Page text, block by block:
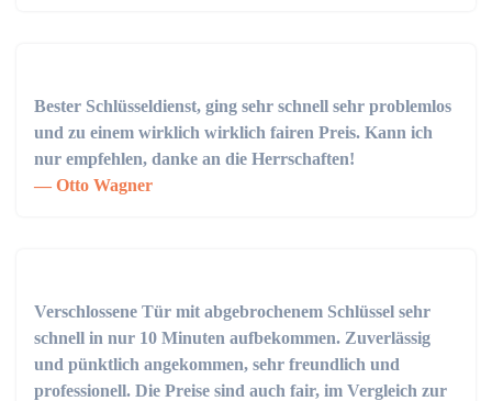
Bester Schlüsseldienst, ging sehr schnell sehr problemlos
und zu einem wirklich wirklich fairen Preis. Kann ich
nur empfehlen, danke an die Herrschaften!
Otto Wagner
Verschlossene Tür mit abgebrochenem Schlüssel sehr
schnell in nur 10 Minuten aufbekommen. Zuverlässig
und pünktlich angekommen, sehr freundlich und
professionell. Die Preise sind auch fair, im Vergleich zur